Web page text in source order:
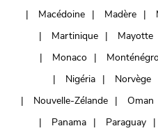
Macédoine
Madère
Martinique
Mayotte
Monaco
Nigéria
Norvège
Nouvelle-Zélande
Oman
Panama
Paraguay